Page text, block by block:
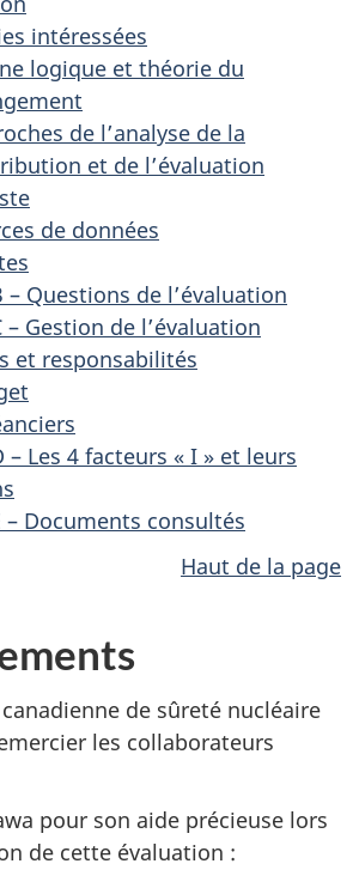
intéressées
logique et théorie du
de l’analyse de la
et de l’évaluation
de données
– Questions de l’évaluation
– Gestion de l’évaluation
et responsabilités
– Les 4 facteurs « I » et leurs
– Documents consultés
Haut de la page
de sûreté nucléaire
les collaborateurs
pour son aide précieuse lors
de cette évaluation :